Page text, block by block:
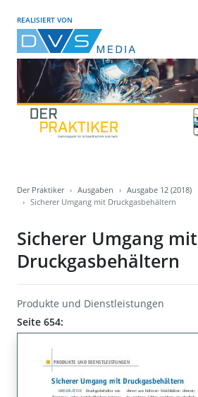
REALISIERT VON
Der Praktiker Ausgaben
Ausgabe 12 (2018)
Sicherer Umgang mit Druckgasbehältern
Sicherer Umgang mit
Druckgasbehältern
Produkte und Dienstleistungen
Seite 654: